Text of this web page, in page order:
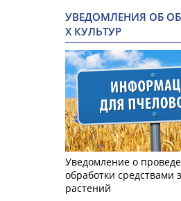
УВЕДОМЛЕНИЯ ОБ
Х КУЛЬТУР
Уведомление о
обработки средствами
растений